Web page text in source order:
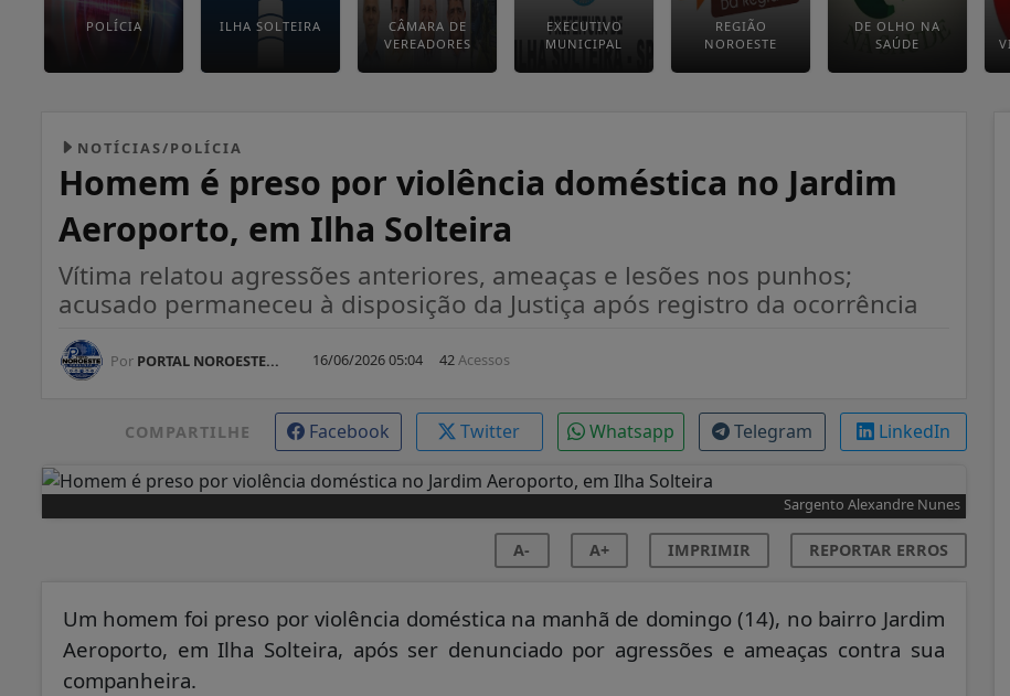
POLÍCIA ILHA SOLTEIRA
CÂMARA DE
VEREADORES
EXECUTIVO
MUNICIPAL
REGIÃO
NOROESTE
DE OLHO NA
SAÚDE
NOTÍCIAS/POLÍCIA
Homem é preso por violência doméstica no Jardim
Aeroporto, em Ilha Solteira
Vítima relatou agressões anteriores, ameaças e lesões nos punhos;
acusado permaneceu à disposição da Justiça após registro da ocorrência
Por PORTAL NOROESTE... 16/06/2026 05:04 42Acessos
COMPARTILHE Facebook Twitter Whatsapp Telegram LinkedIn
Sargento Alexandre Nunes
A- A+ IMPRIMIR REPORTAR ERROS
Um homem foi preso por violência doméstica na manhã de domingo (14), no bairro Jardim
Aeroporto, em Ilha Solteira, após ser denunciado por agressões e ameaças contra sua
companheira.